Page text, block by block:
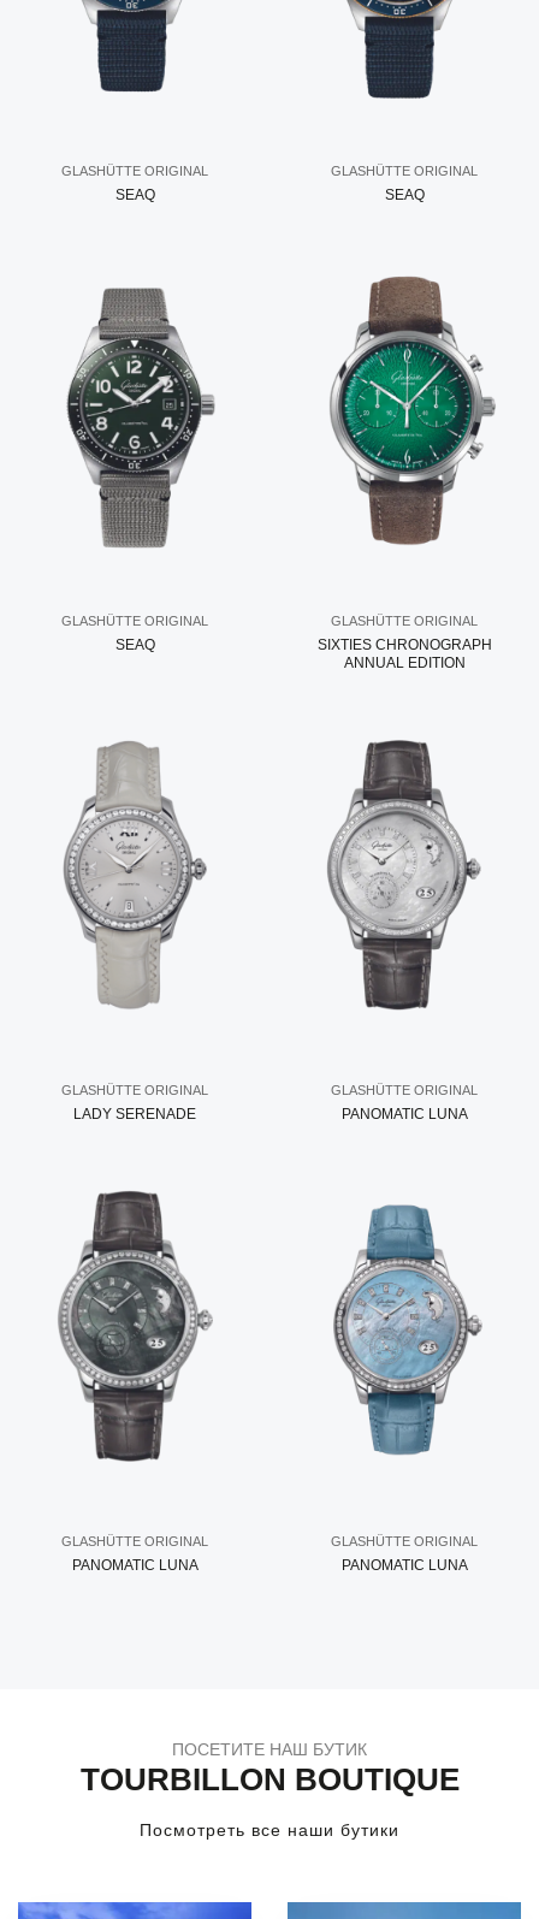
GLASHÜTTE ORIGINAL
SEAQ
GLASHÜTTE ORIGINAL
SEAQ
GLASHÜTTE ORIGINAL
SEAQ
GLASHÜTTE ORIGINAL
SIXTIES CHRONOGRAPH
ANNUAL EDITION
GLASHÜTTE ORIGINAL
LADY SERENADE
GLASHÜTTE ORIGINAL
PANOMATIC LUNA
GLASHÜTTE ORIGINAL
PANOMATIC LUNA
GLASHÜTTE ORIGINAL
PANOMATIC LUNA
ПОСЕТИТЕ НАШ БУТИК
TOURBILLON BOUTIQUE
Посмотреть все наши бутики